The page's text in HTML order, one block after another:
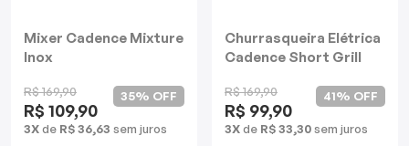
Mixer Cadence Mixture
Inox
R$ 169,90
R$ 109,90
3Xde R$ 36,63 sem juros
35% OFF
Churrasqueira Elétrica
Cadence Short Grill
R$ 169,90
R$ 99,90
3Xde R$ 33,30sem juros
41% OFF